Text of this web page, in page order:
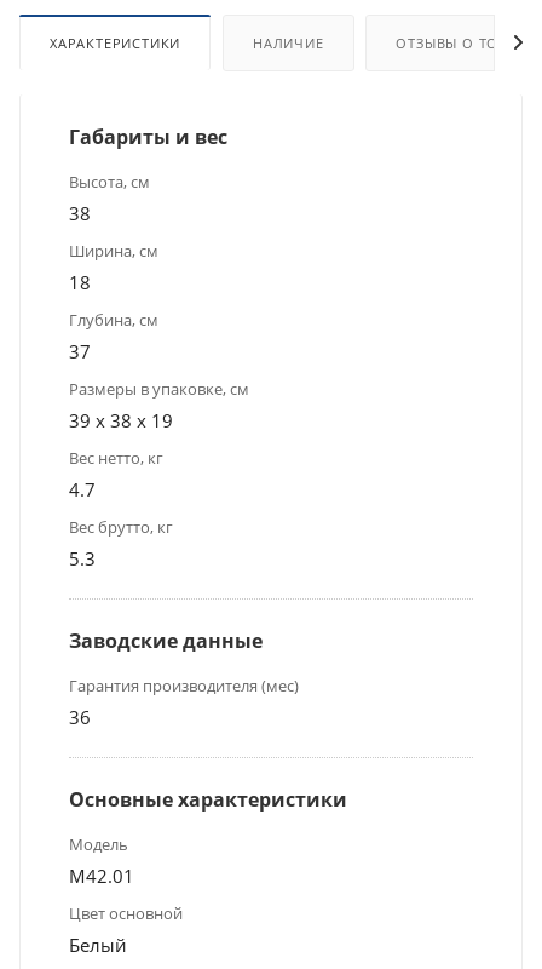
ХАРАКТЕРИСТИКИ НАЛИЧИЕ ОТЗЫВЫ О ТОВАРЕ
Габариты и вес
Высота, см
38
Ширина, см
18
Глубина, см
37
Размеры в упаковке, см
39 x 38 x 19
Вес нетто, кг
4.7
Вес брутто, кг
5.3
Заводские данные
Гарантия производителя (мес)
36
Основные характеристики
Модель
М42.01
Цвет основной
Белый